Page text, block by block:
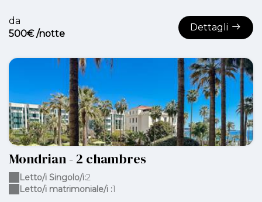
da
500€ /notte
Dettagli
Mondrian - 2 chambres
Letto/i Singolo/i:2
Letto/i matrimoniale/i :1